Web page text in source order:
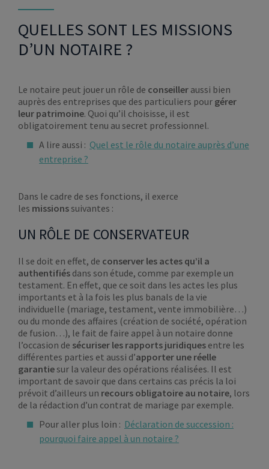
QUELLES SONT LES MISSIONS
D’UN NOTAIRE ?
Le notaire peut jouer un rôle de conseiller aussi bien
auprès des entreprises que des particuliers pour gérer
leur patrimoine. Quoi qu’il choisisse, il est
obligatoirement tenu au secret professionnel.
A lire aussi : Quel est le rôle du notaire auprès d’une
entreprise ?
Dans le cadre de ses fonctions, il exerce
les missionssuivantes :
UN RÔLE DE CONSERVATEUR
Il se doit en effet, de conserver les actes qu’il a
authentifiés dans son étude, comme par exemple un
testament. En effet, que ce soit dans les actes les plus
importants et à la fois les plus banals de la vie
individuelle (mariage, testament, vente immobilière…)
ou du monde des affaires (création de société, opération
de fusion…), le fait de faire appel à un notaire donne
l’occasion de sécuriser les rapports juridiques entre les
différentes parties et aussi d’apporter une réelle
garantiesur la valeur des opérations réalisées. Il est
important de savoir que dans certains cas précis la loi
prévoit d’ailleurs un recours obligatoire au notaire, lors
de la rédaction d’un contrat de mariage par exemple.
Pour aller plus loin : Déclaration de succession :
pourquoi faire appel à un notaire ?